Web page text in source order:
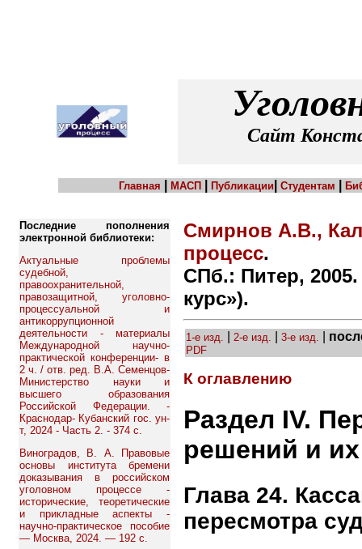
Сайт
Главная МАСП Публикации Студентам
Последние пополнения
электронной библиотеки:
Актуальные проблемы
судебной,
правоохранительной,
правозащитной, уголовно-
процессуальной и
антикоррупционной
деятельности - материалы
Международной научно-
практической конференции- в
2 ч. / отв. ред. В.А. Семенцов-
Министерство науки и
высшего образования
Российской Федерации. -
Краснодар- Кубанский гос. ун-
т, 2024 - Часть 2. - 374 с.
Виноградов, В. А. Правовые
основы института бремени
доказывания в российском
уголовном процессе -
исторические, теоретические
и прикладные аспекты -
научно-практическое пособие
— Москва, 2024. — 192 с.
Смирнов А.В.,
процесс.
СПб.: Питер,
курс»).
1-е изд. 2-е изд. 3-е изд.
PDF
К оглавлению
Раздел IV.
решений и
Глава 24.
пересмотра